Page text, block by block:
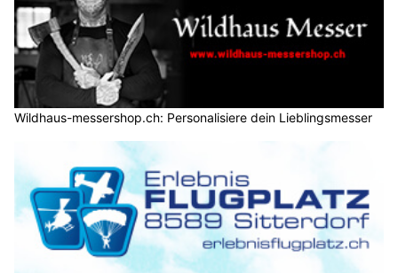
Wildhaus-messershop.ch: Personalisiere dein Lieblingsmesser